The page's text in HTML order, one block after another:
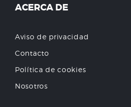
ACERCA DE
Aviso de privacidad
Contacto
Política de cookies
Nosotros